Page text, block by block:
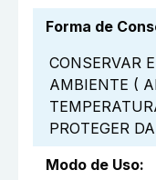
Forma de
CONSERVAR
AMBIENTE (
PROTEGER
Modo de Uso: